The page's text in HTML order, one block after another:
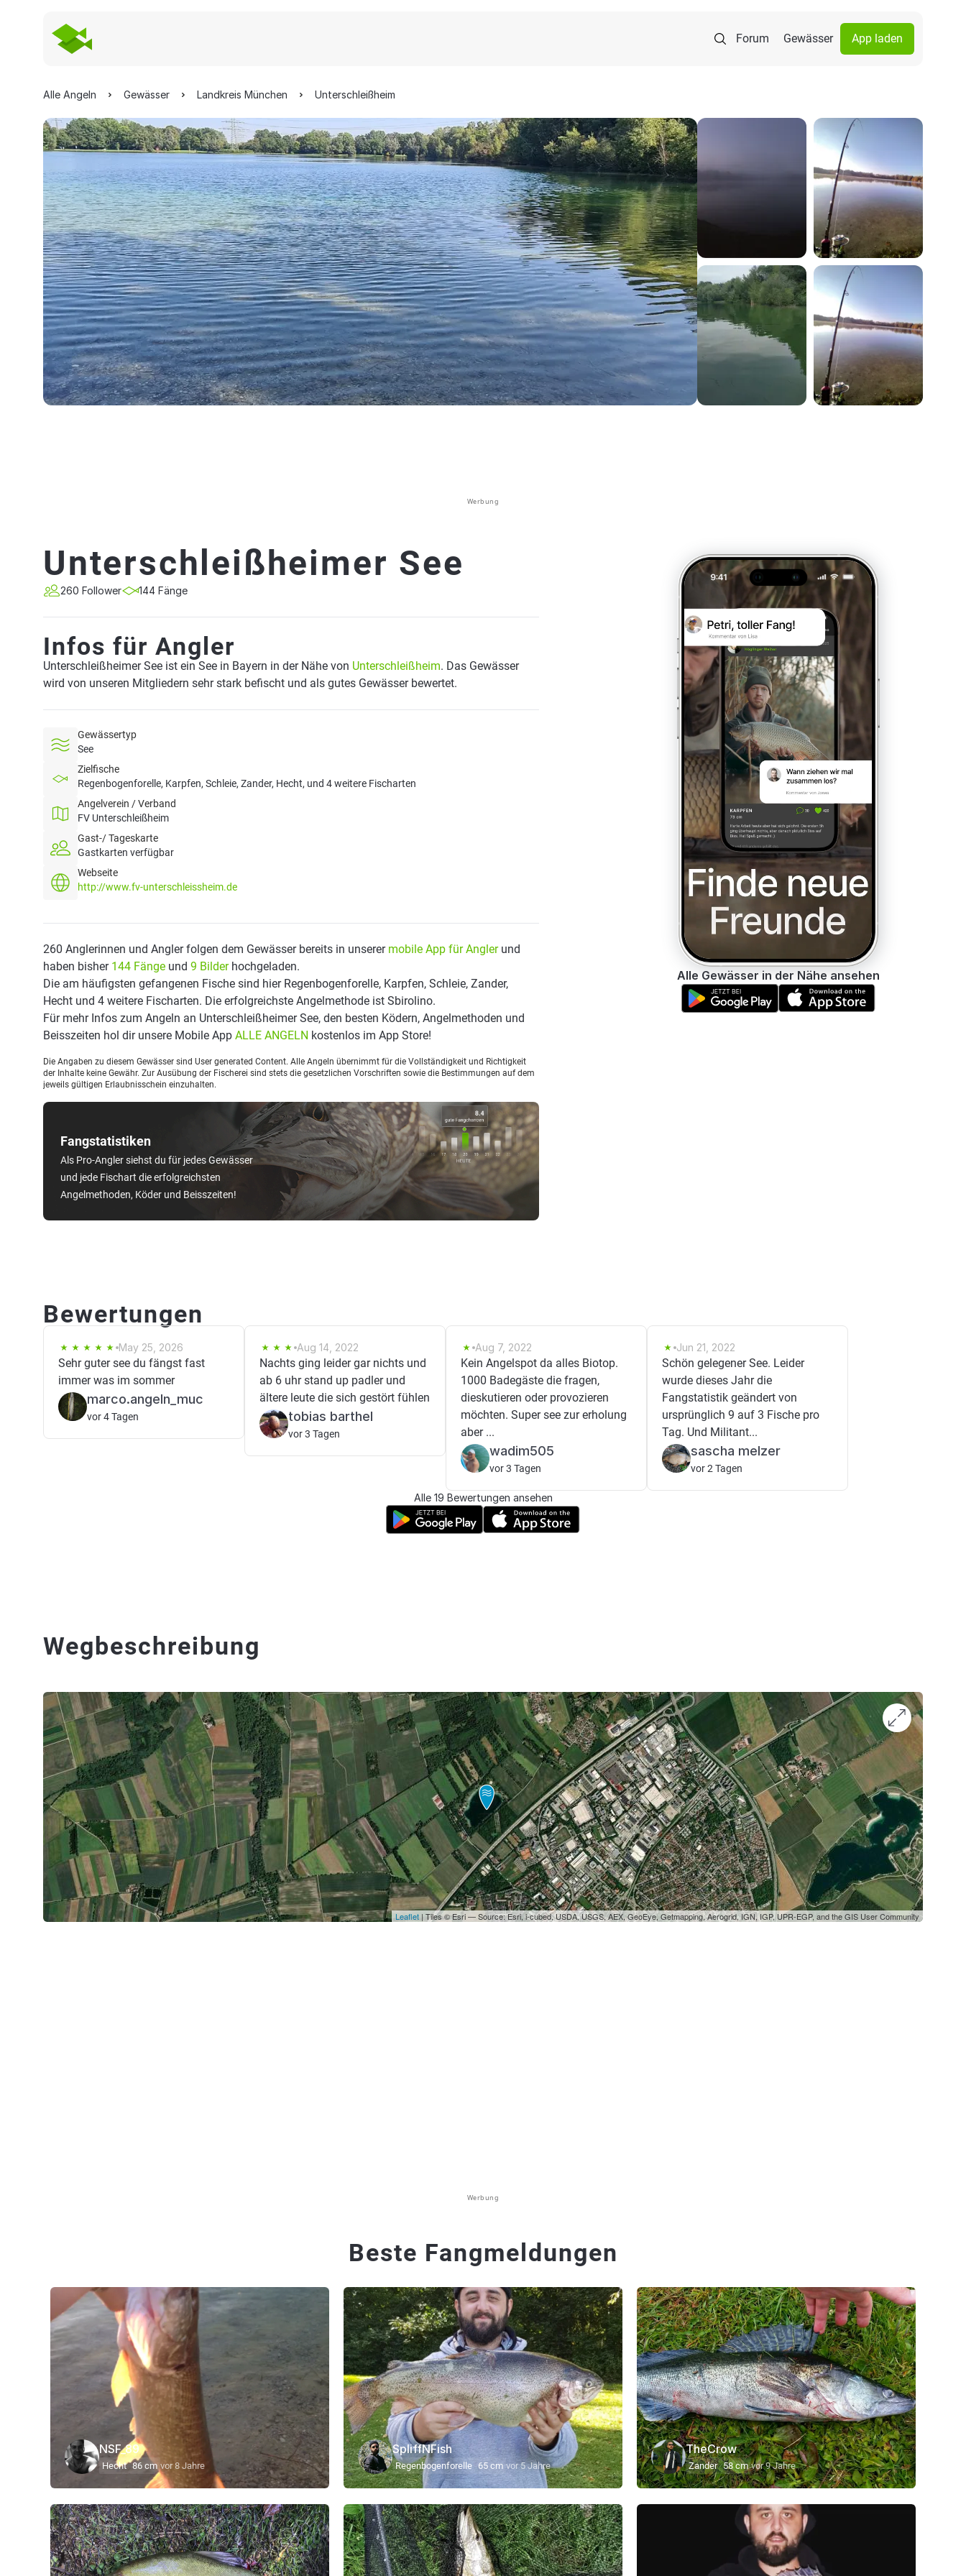
Forum Gewässer App laden
Alle Angeln Gewässer Landkreis München Unterschleißheim
Werbung
Unterschleißheimer See
260 Follower 144 Fänge
Infos für Angler
Unterschleißheimer See ist ein See in Bayern in der Nähe von Unterschleißheim. Das Gewässer
wird von unseren Mitgliedern sehr stark befischt und als gutes Gewässer bewertet.
Gewässertyp
See
Zielfische
Regenbogenforelle, Karpfen, Schleie, Zander, Hecht, und 4 weitere Fischarten
Angelverein / Verband
FV Unterschleißheim
Gast-/ Tageskarte
Gastkarten verfügbar
Webseite
http://www.fv-unterschleissheim.de
Fangstatistiken
Als Pro-Angler siehst du für jedes Gewässer
und jede Fischart die erfolgreichsten
Angelmethoden, Köder und Beisszeiten!
260 Anglerinnen und Angler folgen dem Gewässer bereits in unserer mobile App für Anglerund
haben bisher 144 Fänge und 9 Bilderhochgeladen.
Die am häufigsten gefangenen Fische sind hier Regenbogenforelle, Karpfen, Schleie, Zander,
Hecht und 4 weitere Fischarten. Die erfolgreichste Angelmethode ist Sbirolino.
Für mehr Infos zum Angeln an Unterschleißheimer See, den besten Ködern, Angelmethoden und
Beisszeiten hol dir unsere Mobile App ALLE ANGELN kostenlos im App Store!
Die Angaben zu diesem Gewässer sind User generated Content. Alle Angeln übernimmt für die Vollständigkeit und Richtigkeit
der Inhalte keine Gewähr. Zur Ausübung der Fischerei sind stets die gesetzlichen Vorschriften sowie die Bestimmungen auf dem
jeweils gültigen Erlaubnisschein einzuhalten.
Alle Gewässer in der Nähe ansehen
Bewertungen
May 25, 2026
Sehr guter see du fängst fast
immer was im sommer
marco.angeln_muc
vor 4 Tagen
Aug 14, 2022
Nachts ging leider gar nichts und
ab 6 uhr stand up padler und
ältere leute die sich gestört fühlen
tobias barthel
vor 3 Tagen
Aug 7, 2022
Kein Angelspot da alles Biotop.
1000 Badegäste die fragen,
dieskutieren oder provozieren
möchten. Super see zur erholung
aber ...
wadim505
vor 3 Tagen
Jun 21, 2022
Schön gelegener See. Leider
wurde dieses Jahr die
Fangstatistik geändert von
ursprünglich 9 auf 3 Fische pro
Tag. Und Militant...
sascha melzer
vor 2 Tagen
Alle 19 Bewertungen ansehen
Wegbeschreibung
Leaflet | Tiles © Esri — Source: Esri, i-cubed, USDA, USGS, AEX, GeoEye, Getmapping, Aerogrid, IGN, IGP, UPR-EGP, and the GIS User Community
Werbung
Beste Fangmeldungen
NSF_89
Hecht 86 cm vor 8 Jahre
SpliffNFish
Regenbogenforelle 65 cm vor 5 Jahre
TheCrow
Zander 58 cm vor 9 Jahre